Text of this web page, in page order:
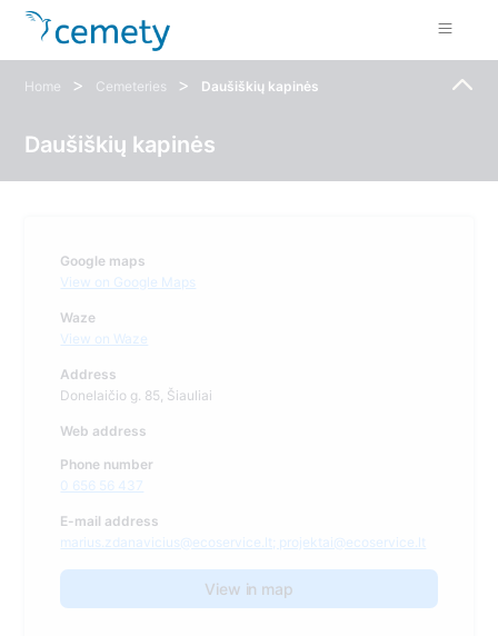
Home > Cemeteries > Daušiškių kapinės
Daušiškių kapinės
Google maps
View on Google Maps
Waze
View on Waze
Address
Donelaičio g. 85, Šiauliai
Web address
Phone number
0 656 56 437
E-mail address
marius.zdanavicius@ecoservice.lt; projektai@ecoservice.lt
View in map